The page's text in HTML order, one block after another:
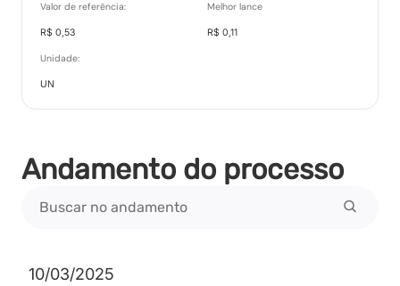
Valor de referência:
R$ 0,53
Melhor lance
R$ 0,11
Unidade:
UN
Andamento do processo
10/03/2025